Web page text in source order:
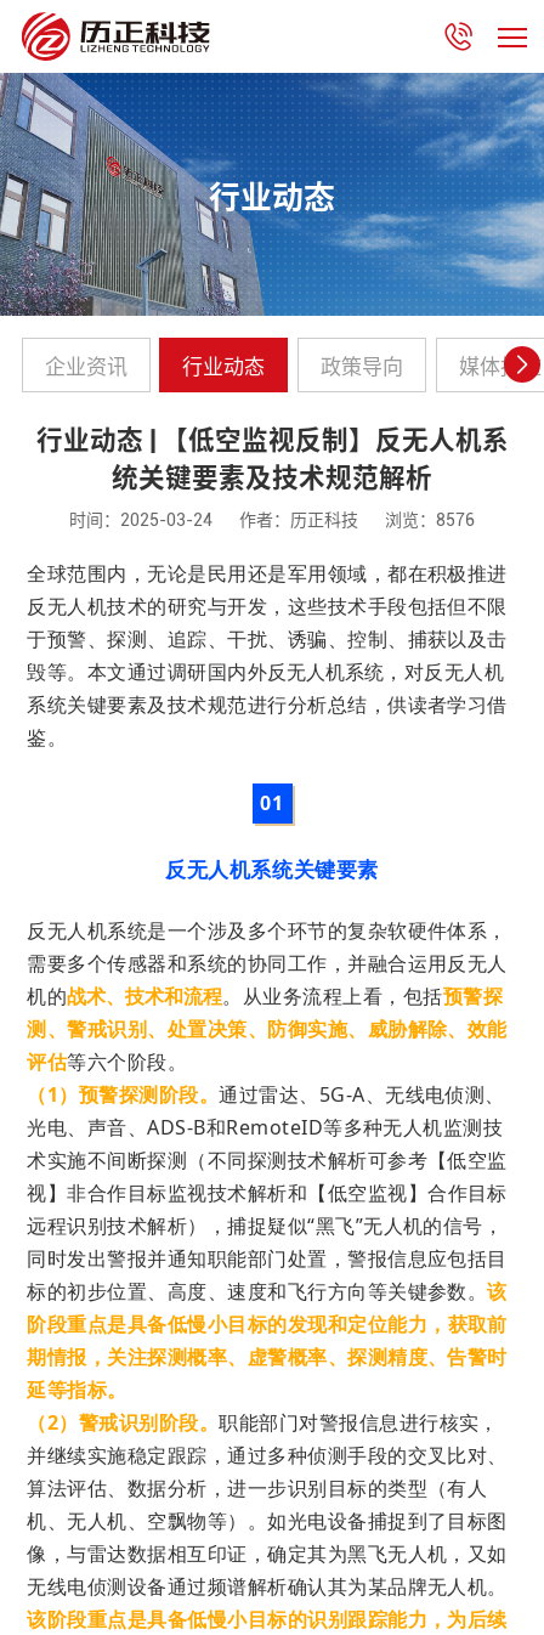
行业动态
企业资讯 行业动态 政策导向 媒体报道
行业动态 | 【低空监视反制】反无人机系
统关键要素及技术规范解析
时间：2025-03-24 作者：历正科技 浏览：8576
全球范围内，无论是民用还是军用领域，都在积极推进
反无人机技术的研究与开发，这些技术手段包括但不限
于预警、探测、追踪、干扰、诱骗、控制、捕获以及击
毁等。 本文通过调研国内外反无人机系统 ，对反无人机
系统关键要素及技术规范进行分析总结，供读者学习借
鉴。
01
反无人机系统关键要素
反无人机系统是一个涉及多个环节的复杂软硬件体系，
需要多个传感器和系统的协同工作，并融合运用反无人
机的战术、技术和流程。从业务流程上看，包括预警探
测、警戒识别、处置决策、防御实施、威胁解除、效能
评估等六个阶段。
（1）预警探测阶段。通过雷达、5G-A、无线电侦测、
光电、声音、ADS-B和RemoteID等多种无人机监测技
术实施不间断探测（不同探测技术解析可参考 【低空监
视】非合作目标监视技术解析和 【低空监视】合作目标
远程识别技术解析），捕捉疑似“黑飞”无人机的信号，
同时发出警报并通知职能部门处置，警报信息应包括目
标的初步位置、高度、速度和飞行方向等关键参数。该
阶段重点是具备低慢小目标的发现和定位能力，获取前
期情报，关注探测概率、 虚警概率、探测精度、告警时
延等指标。
（2）警戒识别阶段。职能部门对警报信息进行核实，
并继续实施稳定跟踪，通过多种侦测手段的交叉比对、
算法评估、数据分析，进一步识别目标的类型（有人
机、无人机、空飘物等）。如光电设备捕捉到了目标图
像，与雷达数据相互印证，确定其为黑飞无人机，又如
无线电侦测设备通过频谱解析确认其为某品牌无人机。
该阶段重点是具备低慢小目标的识别跟踪能力，为后续